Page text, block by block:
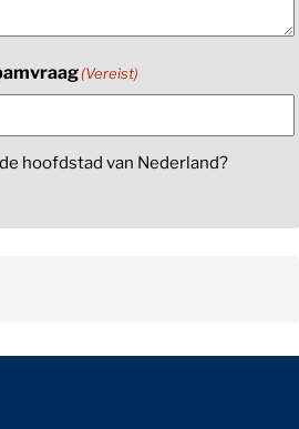
(Vereist)
hoofdstad van Nederland?